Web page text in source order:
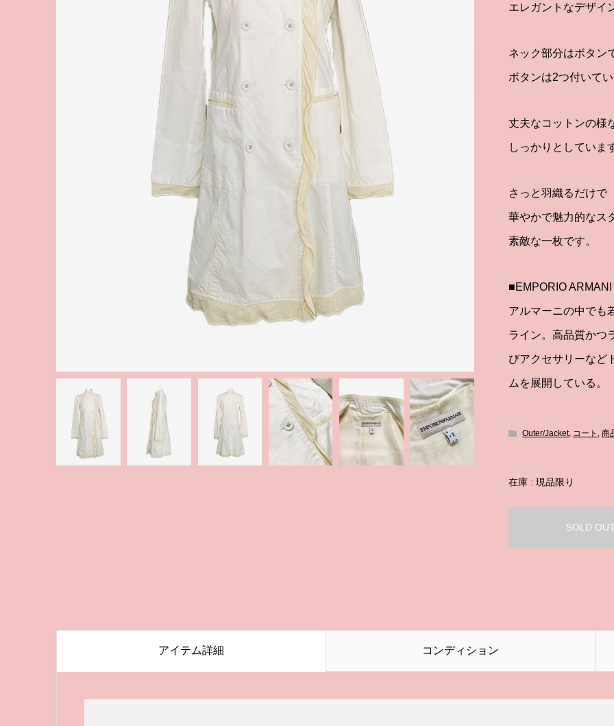
エレガントなデザイ
ネック部分はボタン
ボタンは2つ付いて
丈夫なコットンの様
しっかりとしていま
さっと羽織るだけで
華やかで魅力的なス
素敵な一枚です。
■EMPORIO ARMANI
アルマーニの中でも
ライン。高品質かつ
びアクセサリーなど
ムを展開している。
Outer/Jacket, コート 商
在庫 : 現品限り
SOLD
アイテム詳細 コンディション